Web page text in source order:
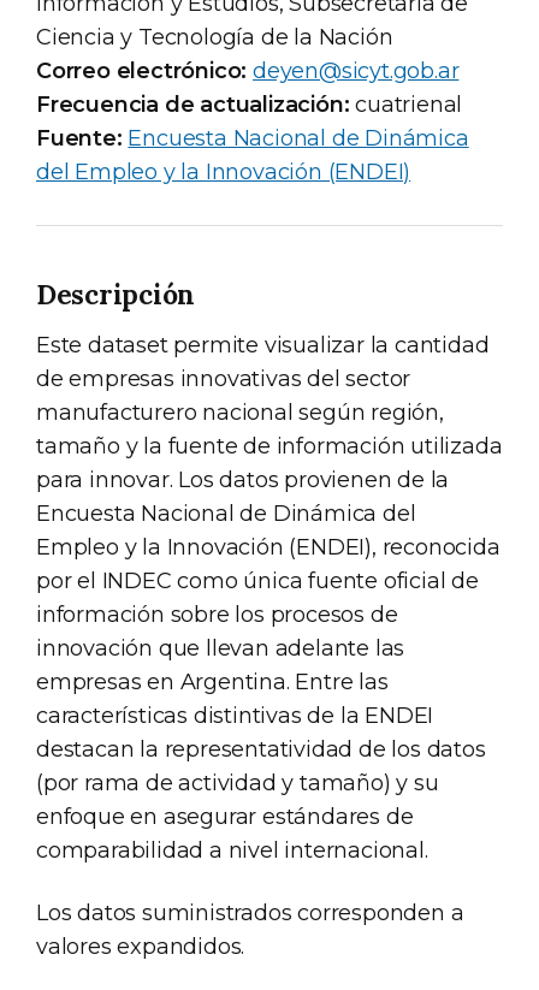
Ciencia y Tecnología de la Nación
Correo electrónico: deyen@sicyt.gob.ar
Frecuencia de actualización: cuatrienal
Fuente: Encuesta Nacional de Dinámica
del Empleo y la Innovación (ENDEI)
Descripción
Este dataset permite visualizar la cantidad
de empresas innovativas del sector
manufacturero nacional según región,
tamaño y la fuente de información utilizada
para innovar. Los datos provienen de la
Encuesta Nacional de Dinámica del
Empleo y la Innovación (ENDEI), reconocida
por el INDEC como única fuente oficial de
información sobre los procesos de
innovación que llevan adelante las
empresas en Argentina. Entre las
características distintivas de la ENDEI
destacan la representatividad de los datos
(por rama de actividad y tamaño) y su
enfoque en asegurar estándares de
comparabilidad a nivel internacional.
Los datos suministrados corresponden a
valores expandidos.